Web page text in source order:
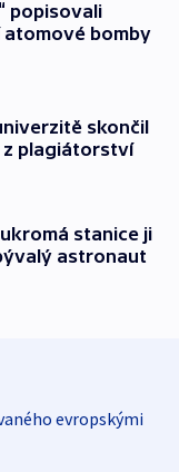
popisovali
bomby
skončil
plagiátorství
stanice ji
astronaut
evropskými